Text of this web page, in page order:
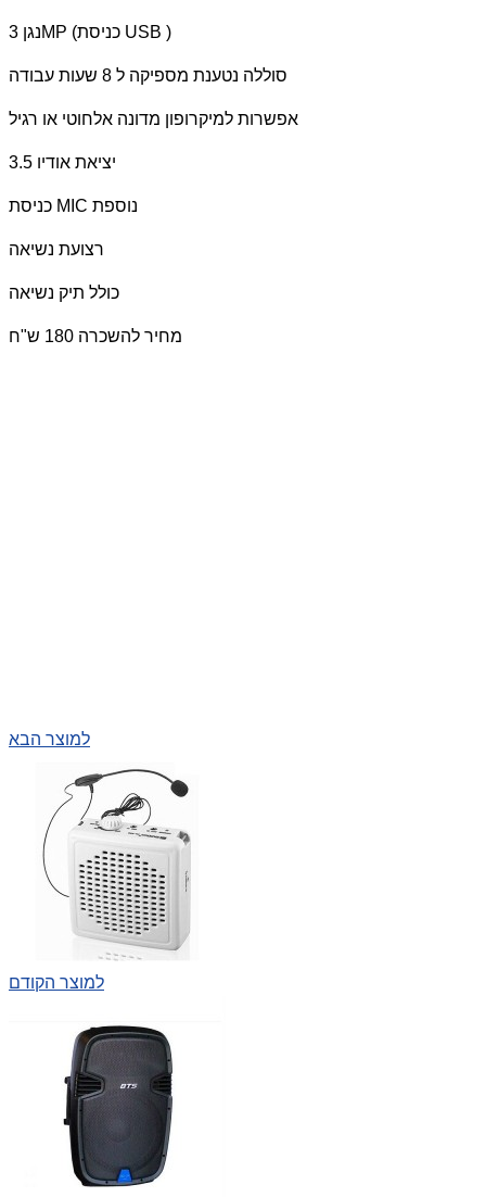
נגן 3MP (כניסת USB )
סוללה נטענת מספיקה ל 8 שעות עבודה
אפשרות למיקרופון מדונה אלחוטי או רגיל
יציאת אודיו 3.5
כניסת MIC נוספת
רצועת נשיאה
כולל תיק נשיאה
למוצר הבא
למוצר הקודם